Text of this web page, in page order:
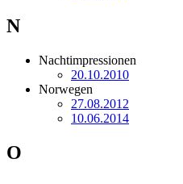
N
Nachtimpressionen
20.10.2010
Norwegen
27.08.2012
10.06.2014
O